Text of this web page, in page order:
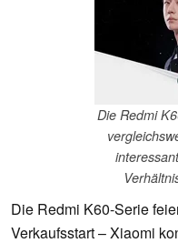
Die Redmi
Die Redmi K60-Serie
Verkaufsstart – Xiaomi